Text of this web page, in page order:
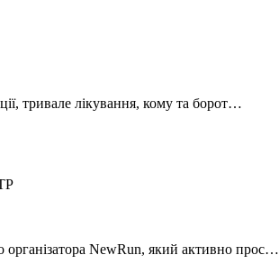
тривале лікування, кому та борот…
організатора NewRun, який активно прос…